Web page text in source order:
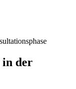
in der